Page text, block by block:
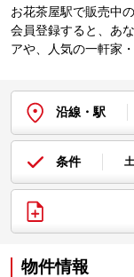
お花茶屋駅で販売中
会員登録すると、あ
アや、人気の一軒家
沿線・駅
条件
物件情報